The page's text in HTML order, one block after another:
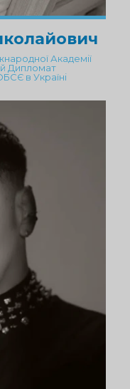
Академії
Дипломат
в Україні